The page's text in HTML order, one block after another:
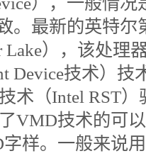
。 最新的英特尔
Lake），该处理
Device技术）
术（Intel RST
VMD技术的可
字样。一般来说